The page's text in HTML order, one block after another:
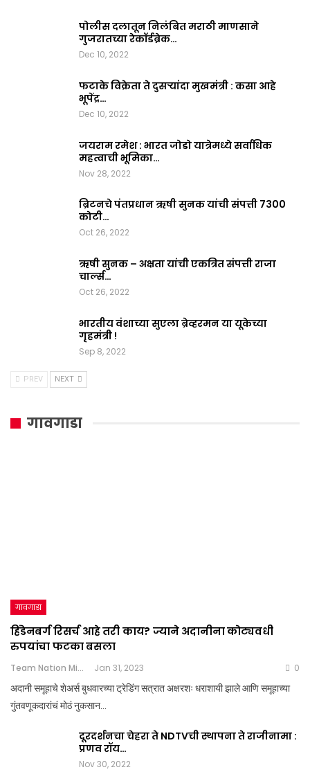
पोलीस दलातून निलंबित मराठी माणसाने
गुजरातच्या रेकॉर्डब्रेक…
Dec 10, 2022
फटाके विक्रेता ते दुसऱ्यांदा मुखमंत्री : कसा आहे
भूपेंद्र…
Dec 10, 2022
जयराम रमेश : भारत जोडो यात्रेमध्ये सर्वाधिक
महत्वाची भूमिका…
Nov 28, 2022
ब्रिटनचे पंतप्रधान ऋषी सुनक यांची संपत्ती 7300
कोटी…
Oct 26, 2022
ऋषी सुनक – अक्षता यांची एकत्रित संपत्ती राजा
चार्ल्स…
Oct 26, 2022
भारतीय वंशाच्या सुएला ब्रेव्हरमन या यूकेच्या
गृहमंत्री !
Sep 8, 2022
PREV NEXT
गावगाडा
गावगाडा
हिंडेनबर्ग रिसर्च आहे तरी काय? ज्याने अदानीना कोट्यवधी
रुपयांचा फटका बसला
Team Nation Mic Jan 31, 2023 0
अदानी समूहाचे शेअर्स बुधवारच्या ट्रेडिंग सत्रात अक्षरशः धराशायी झाले आणि समूहाच्या
गुंतवणूकदारांचं मोठं नुकसान…
दूरदर्शनचा चेहरा ते NDTVची स्थापना ते राजीनामा :
प्रणव रॉय…
Nov 30, 2022